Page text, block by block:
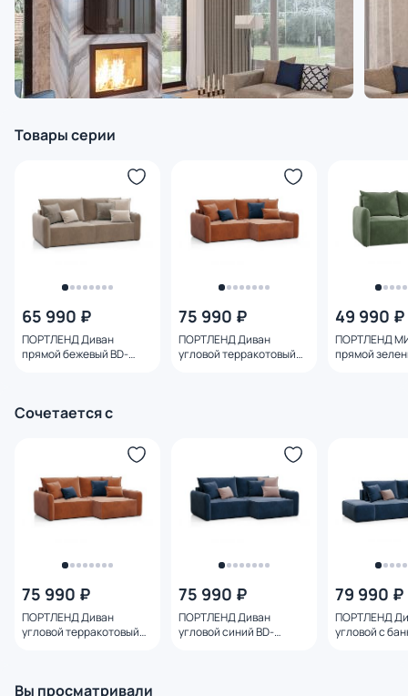
Товары серии
65 990 ₽
ПОРТЛЕНД Диван
прямой бежевый BD-
75 990 ₽
ПОРТЛЕНД Диван
угловой терракотовый
49 990 ₽
ПОРТЛЕНД
прямой
Сочетается с
75 990 ₽
ПОРТЛЕНД Диван
угловой терракотовый
75 990 ₽
ПОРТЛЕНД Диван
угловой синий BD-
79 990 ₽
ПОРТЛЕНД
угловой с
Вы просматривали